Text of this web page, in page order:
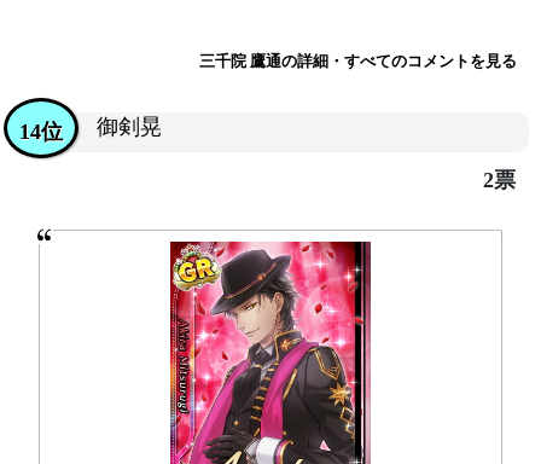
三千院 鷹通の詳細・すべてのコメントを見る
御剣晃
14位
2票